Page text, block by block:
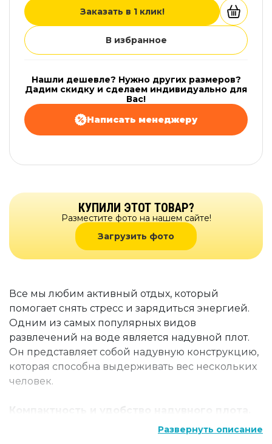
Заказать в 1 клик!
В избранное
Нашли дешевле? Нужно других размеров?
Дадим скидку и сделаем индивидуально для
Вас!
Написать менеджеру
КУПИЛИ ЭТОТ ТОВАР?
Разместите фото на нашем сайте!
Загрузить фото
Все мы любим активный отдых, который
помогает снять стресс и зарядиться энергией.
Одним из самых популярных видов
развлечений на воде является надувной плот.
Он представляет собой надувную конструкцию,
которая способна выдерживать вес нескольких
человек.
Компактность и удобство надувного плота.
Он легко помещается в багажник автомобиля и
Развернуть описание